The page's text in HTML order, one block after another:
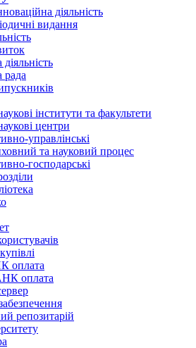
діяльність
видання
рада
інститути та факультети
центри
управлінські
та науковий процес
господарські
оплата
репозитарій